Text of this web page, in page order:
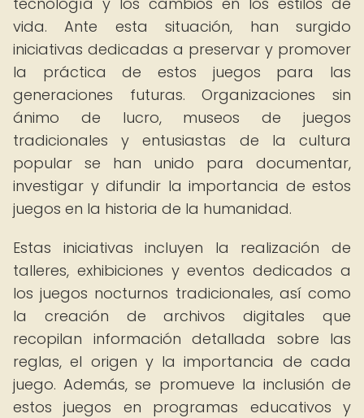
vida. Ante esta situación, han surgido
iniciativas dedicadas a preservar y promover
la práctica de estos juegos para las
generaciones futuras. Organizaciones sin
ánimo de lucro, museos de juegos
tradicionales y entusiastas de la cultura
popular se han unido para documentar,
investigar y difundir la importancia de estos
juegos en la historia de la humanidad.
Estas iniciativas incluyen la realización de
talleres, exhibiciones y eventos dedicados a
los juegos nocturnos tradicionales, así como
la creación de archivos digitales que
recopilan información detallada sobre las
reglas, el origen y la importancia de cada
juego. Además, se promueve la inclusión de
estos juegos en programas educativos y